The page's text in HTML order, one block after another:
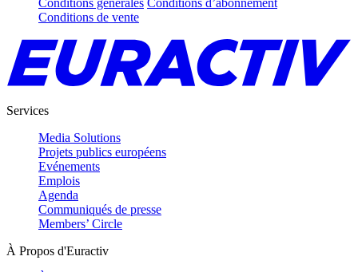
Conditions de vente
Services
Media Solutions
Projets publics européens
Evénements
Emplois
Agenda
Communiqués de presse
Members’ Circle
À Propos d'Euractiv